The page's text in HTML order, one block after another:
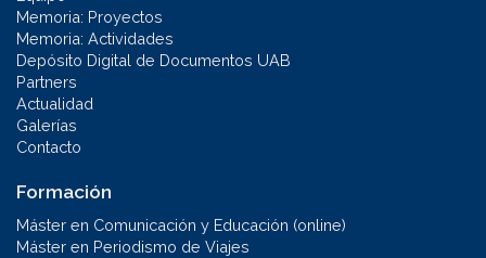
Memoria: Proyectos
Memoria: Actividades
Depósito Digital de Documentos UAB
Partners
Actualidad
Galerías
Contacto
Formación
Máster en Comunicación y Educación (online)
Máster en Periodismo de Viajes